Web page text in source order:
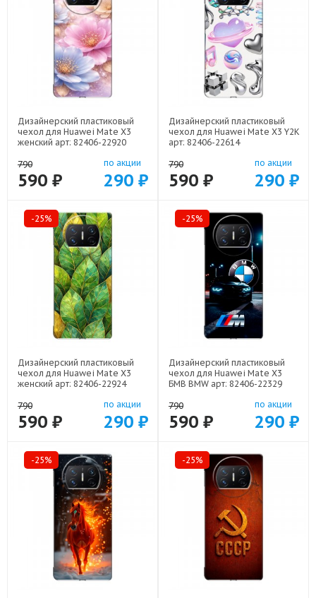
Дизайнерский пластиковый
чехол для Huawei Mate X3
женский арт: 82406-22920
790
590 ₽
по акции
290 ₽
Дизайнерский пластиковый
чехол для Huawei Mate X3 Y2K
арт: 82406-22614
790
590 ₽
по акции
290 ₽
-25%
Дизайнерский пластиковый
чехол для Huawei Mate X3
женский арт: 82406-22924
790
590 ₽
по акции
290 ₽
-25%
Дизайнерский пластиковый
чехол для Huawei Mate X3
БМВ BMW арт: 82406-22329
790
590 ₽
по акции
290 ₽
-25% -25%